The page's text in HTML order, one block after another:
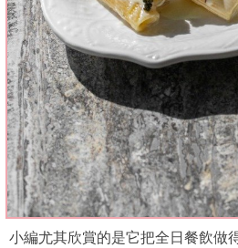
小編尤其欣賞的是它把全日餐飲做